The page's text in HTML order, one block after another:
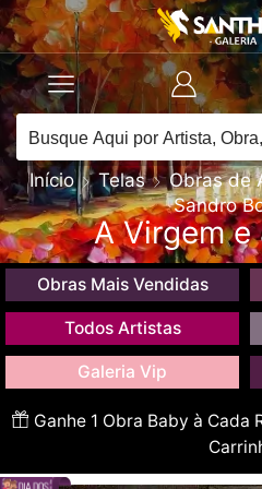
Início Telas Obras de
Sandro
A Virgem e
Obras Mais Vendidas
Todos Artistas
Galeria Vip
Ganhe 1 Obra Baby à Cada